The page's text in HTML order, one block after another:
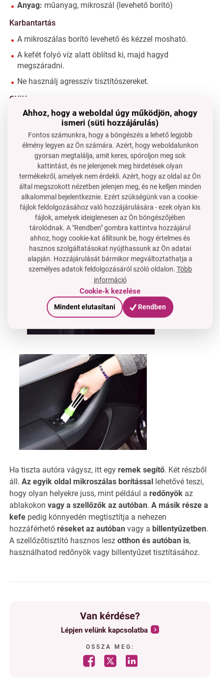
Anyag: műanyag, mikroszál (levehető borító)
Karbantartás
A mikroszálas borító levehető és kézzel mosható.
A kefét folyó víz alatt öblítsd ki, majd hagyd
megszáradni.
Ne használj agresszív tisztítószereket.
GYIK
Moshatom a borítót mosógépben?
Igen, javasoljuk, hogy kézi mosást vagy kímélő programot
válassz.
Csak autóba ajánlott a tisztító?
Nem, használhatod otthoni redőnyök vagy a számítógép
billentyűzetének tisztítására is.
Karcolja meg a felületet a mikroszál?
Nem, a mikroszál puha és kíméletes, megtartja a port és
szennyeződéseket anélkül, hogy kárt tenne.
Ha tiszta autóra vágysz, itt egy remek segítő. Két részből
áll. Az egyik oldal mikroszálas borítással lehetővé teszi,
hogy olyan helyekre juss, mint például a redőnyök az
ablakokon vagy a szellőzők az autóban. A másik része a
kefe pedig könnyedén megtisztítja a nehezen
hozzáférhető réseket az autóban vagy a billentyűzetben.
A szellőzőtisztító hasznos lesz otthon és autóban is,
használhatod redőnyök vagy billentyűzet tisztításához.
Van kérdése?
Lépjen velünk kapcsolatba
OSSZA MEG:
Ahhoz, hogy a weboldal úgy működjön, ahogy
ismeri (süti hozzájárulás)
Fontos számunkra, hogy a böngészés a lehető legjobb
élmény legyen az Ön számára. Azért, hogy weboldalunkon
gyorsan megtalálja, amit keres, spóroljon meg sok
kattintást, és ne jelenjenek meg hirdetések olyan
termékekről, amelyek nem érdekli. Azért, hogy az oldal az Ön
által megszokott nézetben jelenjen meg, és ne kelljen minden
alkalommal bejelentkeznie. Ezért szükségünk van a cookie-
fájlok feldolgozásához való hozzájárulására - ezek olyan kis
fájlok, amelyek ideiglenesen az Ön böngészőjében
tárolódnak. A "Rendben" gombra kattintva hozzájárul
ahhoz, hogy cookie-kat állítsunk be, hogy értelmes és
hasznos szolgáltatásokat nyújthassunk az Ön adatai
alapján. Hozzájárulását bármikor megváltoztathatja a
személyes adatok feldolgozásáról szóló oldalon. Több
információ
Cookie-k kezelése
Mindent elutasítani Rendben